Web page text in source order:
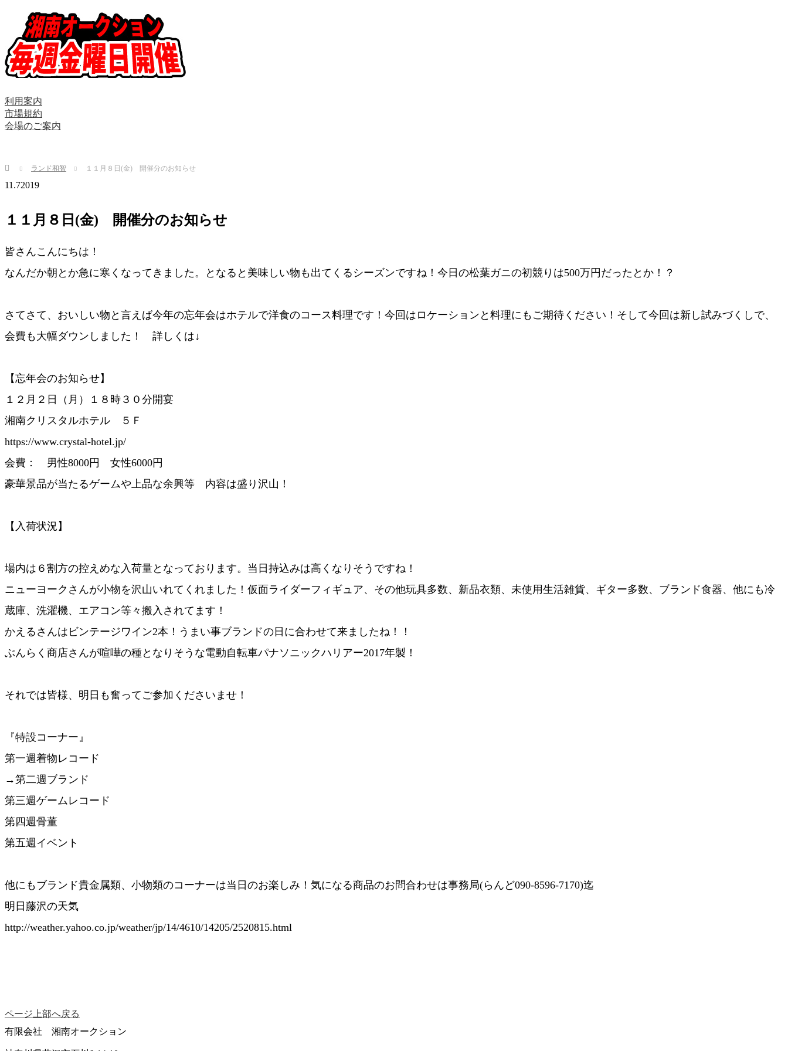
利用案内
市場規約
会場のご案内
Home ランド和智 １１月８日(金) 開催分のお知らせ
11.72019
１１月８日(金) 開催分のお知らせ
皆さんこんにちは！
なんだか朝とか急に寒くなってきました。となると美味しい物も出てくるシーズンですね！今日の松葉ガニの初競りは500万円だったとか！？
さてさて、おいしい物と言えば今年の忘年会はホテルで洋食のコース料理です！今回はロケーションと料理にもご期待ください！そして今回は新し試みづくしで、
会費も大幅ダウンしました！ 詳しくは↓
【忘年会のお知らせ】
１２月２日（月）１８時３０分開宴
湘南クリスタルホテル ５Ｆ
https://www.crystal-hotel.jp/
会費： 男性8000円 女性6000円
豪華景品が当たるゲームや上品な余興等 内容は盛り沢山！
【入荷状況】
場内は６割方の控えめな入荷量となっております。当日持込みは高くなりそうですね！
ニューヨークさんが小物を沢山いれてくれました！仮面ライダーフィギュア、その他玩具多数、新品衣類、未使用生活雑貨、ギター多数、ブランド食器、他にも冷
蔵庫、洗濯機、エアコン等々搬入されてます！
かえるさんはビンテージワイン2本！うまい事ブランドの日に合わせて来ましたね！！
ぶんらく商店さんが喧嘩の種となりそうな電動自転車パナソニックハリアー2017年製！
それでは皆様、明日も奮ってご参加くださいませ！
『特設コーナー』
第一週着物レコード
→第二週ブランド
第三週ゲームレコード
第四週骨董
第五週イベント
他にもブランド貴金属類、小物類のコーナーは当日のお楽しみ！気になる商品のお問合わせは事務局(らんど090-8596-7170)迄
明日藤沢の天気
http://weather.yahoo.co.jp/weather/jp/14/4610/14205/2520815.html
ページ上部へ戻る
有限会社 湘南オークション